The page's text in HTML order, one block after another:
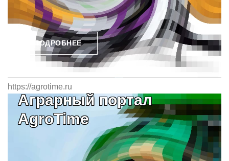
ПОДРОБНЕЕ
https://agrotime.ru
Аграрный портал
AgroTime